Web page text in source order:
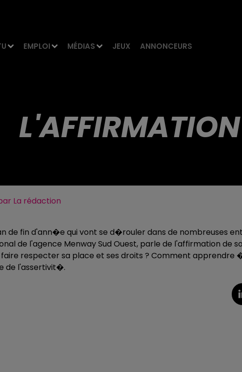
EMPLOI MÉDIAS JEUX ANNONCEURS
La rédaction
de fin d'ann�e qui vont se d�rouler dans de nombreuses
de l'agence Menway Sud Ouest, parle de l'affirmation de
respecter sa place et ses droits ? Comment apprendre
de l'assertivit�.